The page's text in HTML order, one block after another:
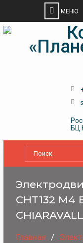
Skip
БЦ
CHT132 M4
Главная